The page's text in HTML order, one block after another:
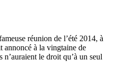
réunion de l’été 2014, à
annoncé à la vingtaine de
n’auraient le droit qu’à un seul